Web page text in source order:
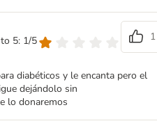
5: 1/5
1
diabéticos y le encanta pero el
dejándolo sin
lo donaremos